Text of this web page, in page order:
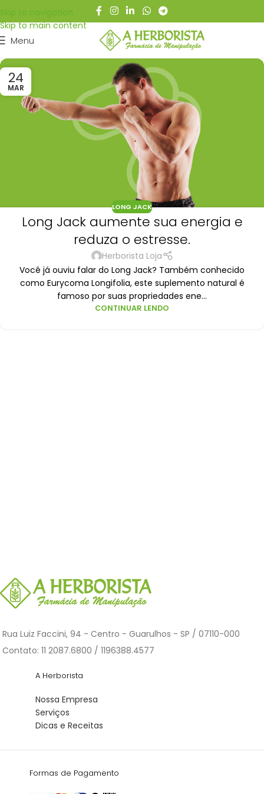
Skip to navigation
Skip to main content
Menu
24
MAR
LONG JACK
Long Jack aumente sua energia e
reduza o estresse.
Herborista Loja
Você já ouviu falar do Long Jack? Também conhecido
como Eurycoma Longifolia, este suplemento natural é
famoso por suas propriedades ene...
CONTINUAR LENDO
Rua Luiz Faccini, 94 - Centro - Guarulhos - SP / 07110-000
Contato: 11 2087.6800 / 1196388.4577
A Herborista
Nossa Empresa
Serviços
Dicas e Receitas
Formas de Pagamento